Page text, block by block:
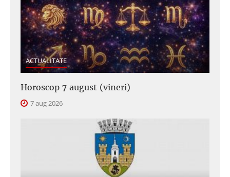
ACTUALITATE
Horoscop 7 august (vineri)
7 aug 2026